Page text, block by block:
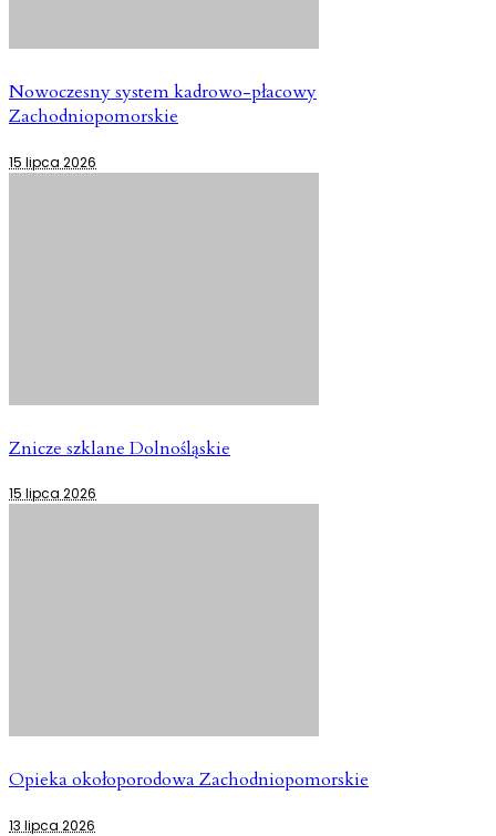
Nowoczesny system kadrowo-płacowy
Zachodniopomorskie
15 lipca 2026
Znicze szklane Dolnośląskie
15 lipca 2026
Opieka okołoporodowa Zachodniopomorskie
13 lipca 2026